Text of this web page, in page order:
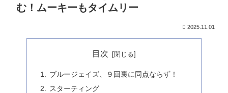
む！ムーキーもタイムリー
2025.11.01
目次
ブルージェイズ、９回裏に同点ならず！
スターティング